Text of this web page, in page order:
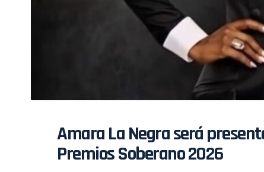
Amara La Negra será
Premios Soberano 2026